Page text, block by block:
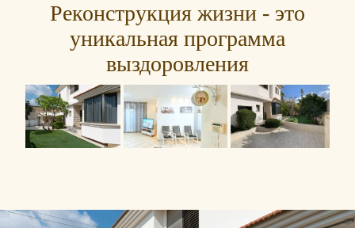
Реконструкция жизни - это
уникальная программа
выздоровления